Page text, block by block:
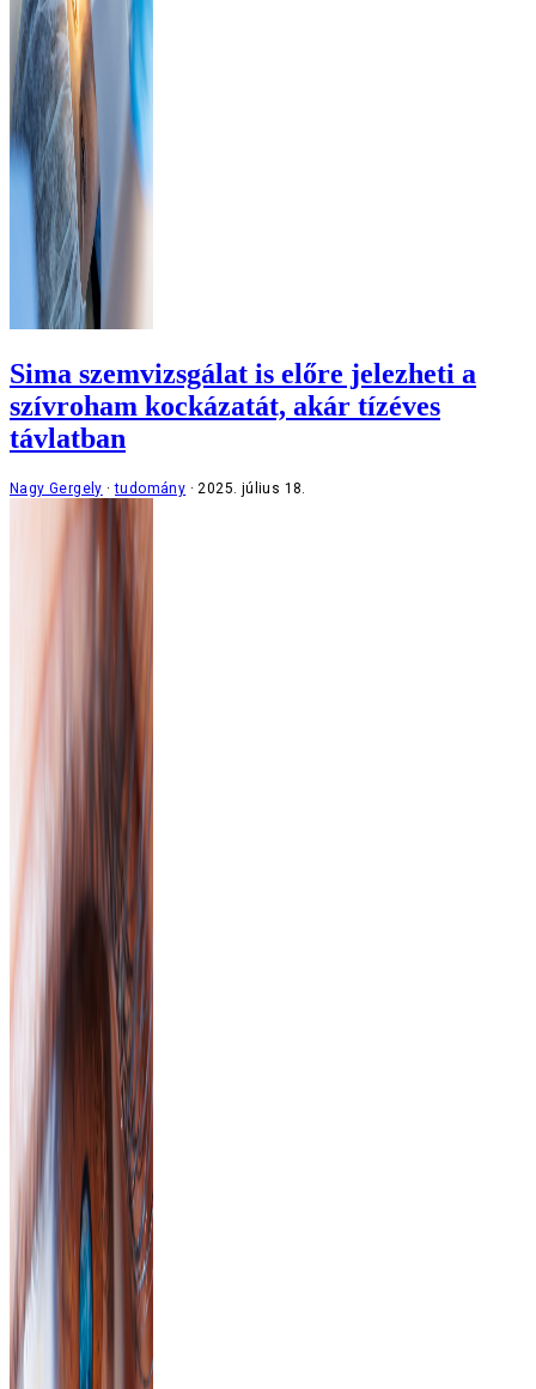
Sima szemvizsgálat is előre jelezheti a
szívroham kockázatát, akár tízéves
távlatban
Nagy Gergely tudomány 2025. július 18.